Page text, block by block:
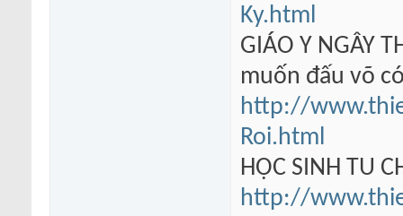
Ky.html
GIÁO Y NGÂY
muốn đấu võ
http://
Roi.html
HỌC SINH TU
http://